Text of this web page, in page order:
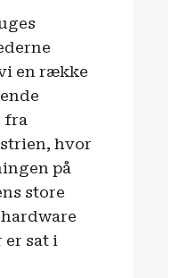
en række
fra
hvor
på
store
er sat i